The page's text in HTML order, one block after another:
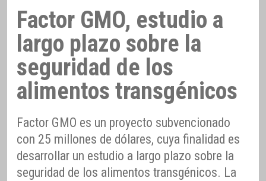
Factor GMO, estudio a
largo plazo sobre la
seguridad de los
alimentos transgénicos
Factor GMO es un proyecto subvencionado
con 25 millones de dólares, cuya finalidad es
desarrollar un estudio a largo plazo sobre la
seguridad de los alimentos transgénicos. La